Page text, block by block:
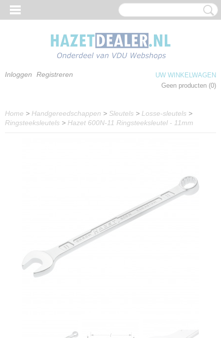
Inloggen Registreren
UW WINKELWAGEN
Geen producten (0)
Home > Handgereedschappen > Sleutels > Losse-sleutels >
Ringsteeksleutels > Hazet 600N-11 Ringsteeksleutel - 11mm